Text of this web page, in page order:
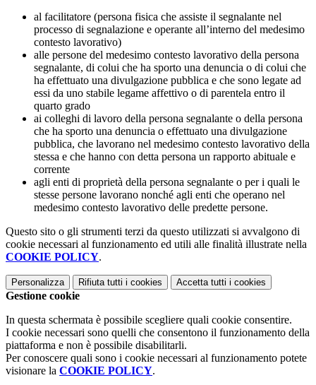
al facilitatore (persona fisica che assiste il segnalante nel
processo di segnalazione e operante all’interno del medesimo
contesto lavorativo)
alle persone del medesimo contesto lavorativo della persona
segnalante, di colui che ha sporto una denuncia o di colui che
ha effettuato una divulgazione pubblica e che sono legate ad
essi da uno stabile legame affettivo o di parentela entro il
quarto grado
ai colleghi di lavoro della persona segnalante o della persona
che ha sporto una denuncia o effettuato una divulgazione
pubblica, che lavorano nel medesimo contesto lavorativo della
stessa e che hanno con detta persona un rapporto abituale e
corrente
agli enti di proprietà della persona segnalante o per i quali le
stesse persone lavorano nonché agli enti che operano nel
medesimo contesto lavorativo delle predette persone.
Questo sito o gli strumenti terzi da questo utilizzati si avvalgono di
cookie necessari al funzionamento ed utili alle finalità illustrate nella
COOKIE POLICY.
Personalizza Rifiuta tutti i cookies Accetta tutti i cookies
Gestione cookie
In questa schermata è possibile scegliere quali cookie consentire.
I cookie necessari sono quelli che consentono il funzionamento della
piattaforma e non è possibile disabilitarli.
Per conoscere quali sono i cookie necessari al funzionamento potete
visionare la COOKIE POLICY.